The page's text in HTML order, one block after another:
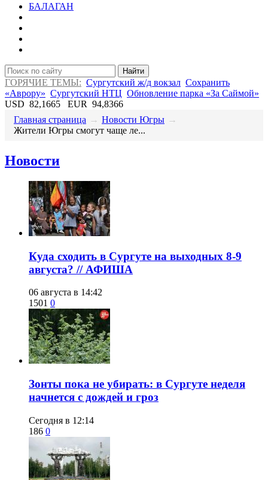
БАЛАГАН
Найти
ГОРЯЧИЕ ТЕМЫ: Сургутский ж/д вокзал Сохранить
«Аврору» Сургутский НТЦ Обновление парка «За Саймой»
USD 82,1665 EUR 94,8366
Главная страница → Новости Югры →
Жители Югры смогут чаще ле...
Новости
​Куда сходить в Сургуте на выходных 8-9
августа? // АФИША
06 августа в 14:42
1501 0
​Зонты пока не убирать: в Сургуте неделя
начнется с дождей и гроз
Сегодня в 12:14
186 0